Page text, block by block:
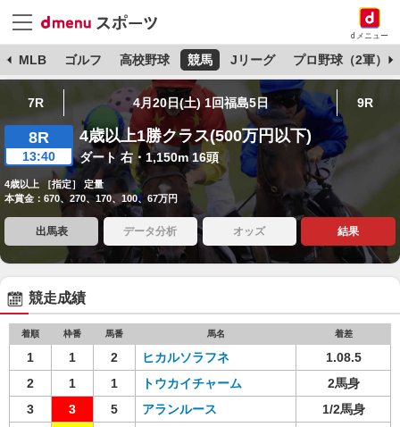
dメニュー
MLB ゴルフ 高校野球 競馬 Jリーグ プロ野球（2軍）
7R 4月20日(土) 1回福島5日 9R
8R
13:40
4歳以上1勝クラス(500万円以下)
ダート 右・1,150m 16頭
4歳以上 ［指定］ 定量
本賞金：670、270、170、100、67万円
出馬表 データ分析 オッズ 結果
競走成績
着順 枠番 馬番 馬名 着差
1 1 2 ヒカルソラフネ
1.08.5
2
1 1 トウカイチャーム
2馬身
3
3 5 アランルース
1/2馬身